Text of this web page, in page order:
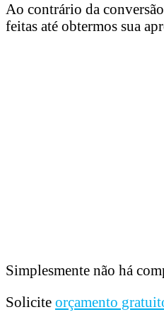
Ao contrário da
feitas até obtermos sua
Simplesmente não há
Solicite orçamento